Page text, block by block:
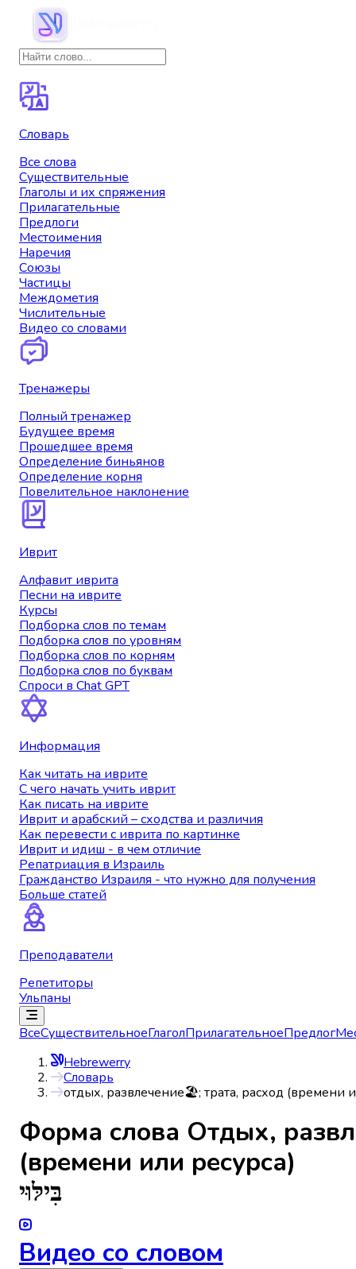
Словарь
Все слова
Существительные
Глаголы и их спряжения
Прилагательные
Предлоги
Местоимения
Наречия
Союзы
Частицы
Междометия
Числительные
Видео со словами
Тренажеры
Полный тренажер
Будущее время
Прошедшее время
Определение биньянов
Определение корня
Повелительное наклонение
Иврит
Алфавит иврита
Песни на иврите
Курсы
Подборка слов по темам
Подборка слов по уровням
Подборка слов по корням
Подборка слов по буквам
Спроси в Chat GPT
Информация
Как читать на иврите
С чего начать учить иврит
Как писать на иврите
Иврит и арабский – сходства и различия
Как перевести с иврита по картинке
Иврит и идиш - в чем отличие
Репатриация в Израиль
Гражданство Израиля - что нужно для получения
Больше статей
Преподаватели
Репетиторы
Ульпаны
ВсеСуществительноеГлаголПрилагательноеПредлог
Hebrewerry
Словарь
отдых, развлечение🏖️; трата, расход (времени
Форма слова Отдых,
(времени или ресурса)
בִּילּוּי
Видео со словом